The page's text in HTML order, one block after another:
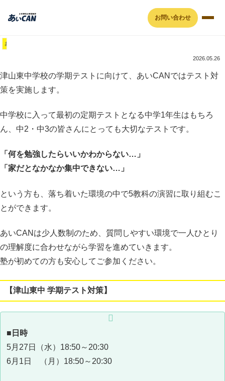
お問い合わせ
お知らせ
2026.05.26
津山東中学校の学期テストに向けて、あいCANではテスト対
策を実施します。
中学校に入って最初の定期テストとなる中学1年生はもちろ
ん、中2・中3の皆さんにとっても大切なテストです。
「何を勉強したらいいかわからない…」
「家だとなかなか集中できない…」
という方も、落ち着いた環境の中で5教科の演習に取り組むこ
とができます。
あいCANは少人数制のため、質問しやすい環境で一人ひとり
の理解度に合わせながら学習を進めていきます。
塾が初めての方も安心してご参加ください。
【津山東中 学期テスト対策】
■日時
5月27日（水）18:50～20:30
6月1日 （月）18:50～20:30